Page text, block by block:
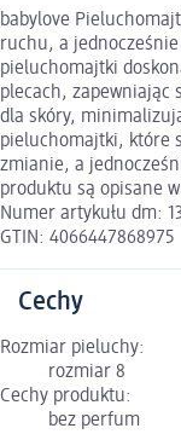
babylove
ruchu, a
pieluchomajtki
plecach, zapewniając
dla skóry,
pieluchomajtki, które
zmianie, a
produktu są opisane
Numer artykułu dm:
GTIN: 4066447868975
Cechy
Rozmiar pieluchy:
rozmiar 8
Cechy produktu:
bez perfum